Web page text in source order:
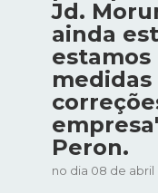
Jd.
ainda
medidas
Peron.
no dia 08 de abril